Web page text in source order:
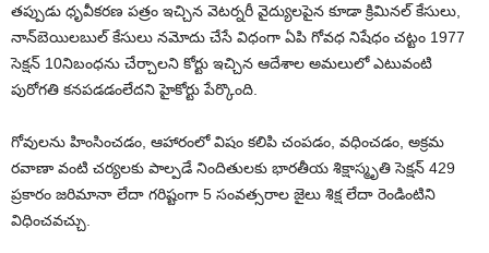
తప్పుడు ధృవీకరణ పత్రం ఇచ్చిన వెటర్నరీ వైద్యులపైన కూడా క్రిమినల్ కేసులు,
నాన్‌బెయిలబుల్ కేసులు నమోదు చేసే విధంగా ఏపి గోవధ నిషేధం చట్టం 1977
సెక్షన్ 10నిబంధను చేర్చాలని కోర్టు ఇచ్చిన ఆదేశాల అమలులో ఎటువంటి
పురోగతి కనపడడంలేదని హైకోర్టు పేర్కొంది.
గోవులను హింసించడం, ఆహారంలో విషం కలిపి చంపడం, వధించడం, అక్రమ
రవాణా వంటి చర్యలకు పాల్పడే నిందితులకు భారతీయ శిక్షాస్మృతి సెక్షన్ 429
ప్రకారం జరిమానా లేదా గరిష్టంగా 5 సంవత్సరాల జైలు శిక్ష లేదా రెండింటిని
విధించవచ్చు.